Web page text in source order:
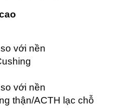
với nền
với nền
thận/ACTH lạc chỗ